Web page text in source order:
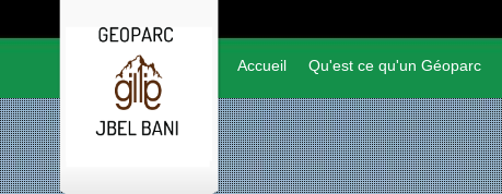
Accueil Qu'est ce qu'un Géoparc